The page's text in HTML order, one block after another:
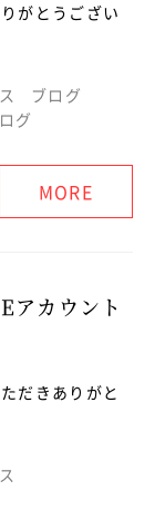
がとうござい
ブログ
グ
MORE
アカウント
だきありがと